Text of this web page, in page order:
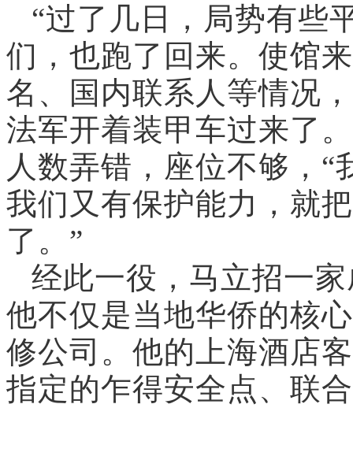
“过了几日，局势有些
们，也跑了回来。使馆
名、国内联系人等情况
法军开着装甲车过来了
人数弄错，座位不够，
我们又有保护能力，就
了。”
经此一役，马立招一
他不仅是当地华侨的核
修公司。他的上海酒店
指定的乍得安全点、联